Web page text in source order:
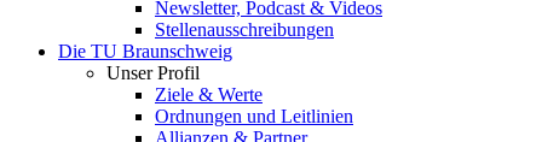
Newsletter, Podcast & Videos
Stellenausschreibungen
Die TU Braunschweig
Unser Profil
Ziele & Werte
Ordnungen und Leitlinien
Allianzen & Partner